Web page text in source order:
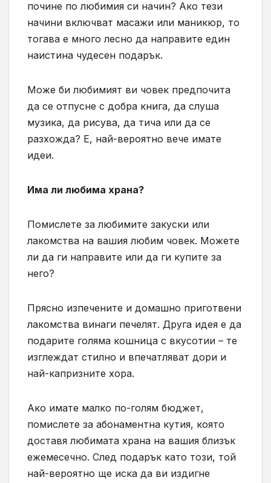
почине по любимия си начин? Ако тези
начини включват масажи или маникюр, то
тогава е много лесно да направите един
наистина чудесен подарък.
Може би любимият ви човек предпочита
да се отпусне с добра книга, да слуша
музика, да рисува, да тича или да се
разхожда? Е, най-вероятно вече имате
идеи.
Има ли любима храна?
Помислете за любимите закуски или
лакомства на вашия любим човек. Можете
ли да ги направите или да ги купите за
него?
Прясно изпечените и домашно приготвени
лакомства винаги печелят. Друга идея е да
подарите голяма кошница с вкусотии – те
изглеждат стилно и впечатляват дори и
най-капризните хора.
Ако имате малко по-голям бюджет,
помислете за абонаментна кутия, която
доставя любимата храна на вашия близък
ежемесечно. След подарък като този, той
най-вероятно ще иска да ви издигне